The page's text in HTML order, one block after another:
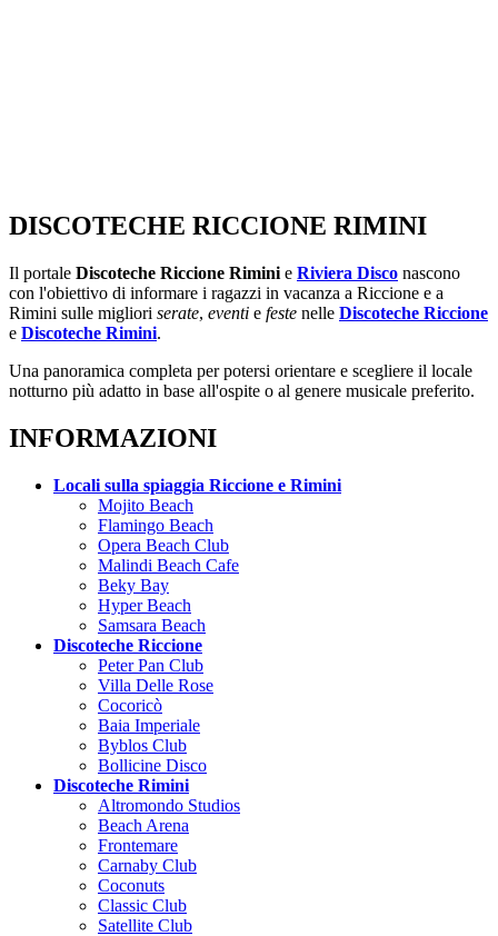
DISCOTECHE RICCIONE RIMINI
Il portale Discoteche Riccione Rimini e Riviera Disco nascono
con l'obiettivo di informare i ragazzi in vacanza a Riccione e a
Rimini sulle migliori serate, eventi e feste nelle Discoteche Riccione
e Discoteche Rimini.
Una panoramica completa per potersi orientare e scegliere il locale
notturno più adatto in base all'ospite o al genere musicale preferito.
INFORMAZIONI
Locali sulla spiaggia Riccione e Rimini
Mojito Beach
Flamingo Beach
Opera Beach Club
Malindi Beach Cafe
Beky Bay
Hyper Beach
Samsara Beach
Discoteche Riccione
Peter Pan Club
Villa Delle Rose
Cocoricò
Baia Imperiale
Byblos Club
Bollicine Disco
Discoteche Rimini
Altromondo Studios
Beach Arena
Frontemare
Carnaby Club
Coconuts
Classic Club
Satellite Club